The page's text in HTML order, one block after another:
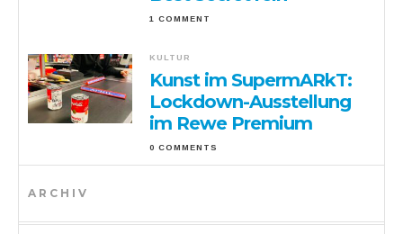
1 COMMENT
KULTUR
Kunst im SupermARkT:
Lockdown-Ausstellung
im Rewe Premium
0 COMMENTS
ARCHIV